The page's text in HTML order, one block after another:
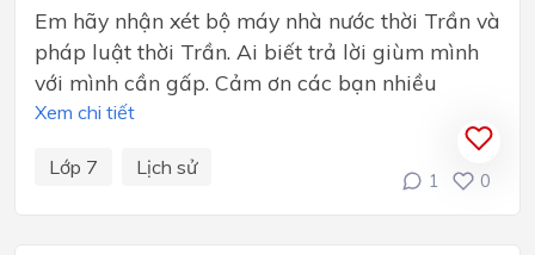
Em hãy nhận xét bộ máy nhà nước thời Trần và
pháp luật thời Trần. Ai biết trả lời giùm mình
với mình cần gấp. Cảm ơn các bạn nhiều
Xem chi tiết
Lớp 7 Lịch sử
1 0